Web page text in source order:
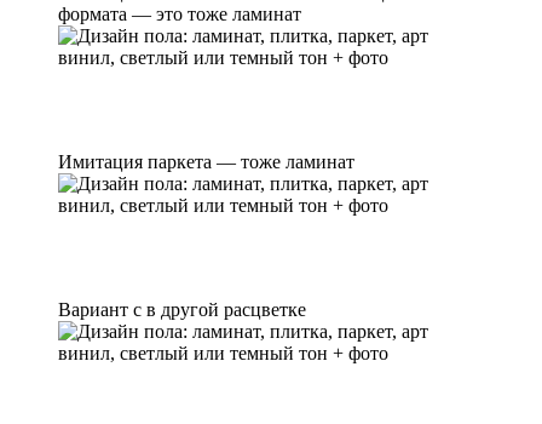
формата — это тоже ламинат
Имитация паркета — тоже ламинат
Вариант с в другой расцветке